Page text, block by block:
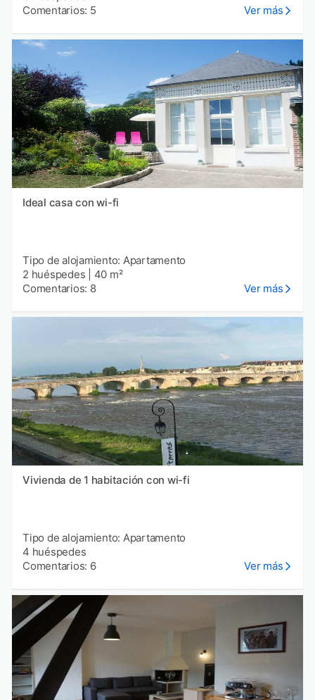
Comentarios: 5
Ver más
Ideal casa con wi-fi
Tipo de alojamiento: Apartamento
2 huéspedes
40 m²
Comentarios: 8
Ver más
Vivienda de 1 habitación con wi-fi
Tipo de alojamiento: Apartamento
4 huéspedes
Comentarios: 6
Ver más